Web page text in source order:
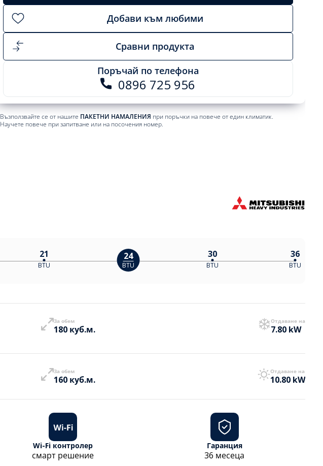
Добави към любими
Сравни продукта
Поръчай по телефона
0896 725 956
Възползвайте се от нашите ПАКЕТНИ НАМАЛЕНИЯ при поръчки на повече от един климатик.
Научете повече при запитване или на посочения номер.
21
BTU
24
BTU
30
BTU
36
BTU
За обем
180 куб.м.
Отдаване на
7.80 kW
За обем
160 куб.м.
Отдаване на
10.80 kW
Wi-Fi контролер
смарт решение
Гаранция
36 месеца